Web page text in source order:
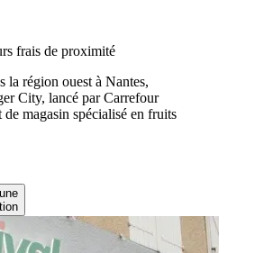
frais de proximité
la région ouest à Nantes,
City, lancé par Carrefour
magasin spécialisé en fruits